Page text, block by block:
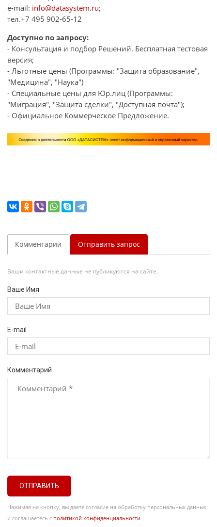
e-mail: info@datasystem.ru;
тел.+7 495 902-65-12
Доступно по запросу:
- Консультация и подбор Решений. Бесплатная тестовая
версия;
- Льготные цены (Программы: "Защита образование",
"Медицина", "Наука")
- Специальные цены для Юр.лиц (Программы:
"Миграция", "Защита сделки", "Доступная почта");
- Официальное Коммерческое Предложение.
Комментарии Отправить запрос
Ваши контактные данные не публикуются на сайте.
Ваше Имя
E-mail
Комментарий
ОТПРАВИТЬ
Нажимая на кнопку, вы даете согласие на обработку персональных данных
и соглашаетесь с политикой конфиденциальности